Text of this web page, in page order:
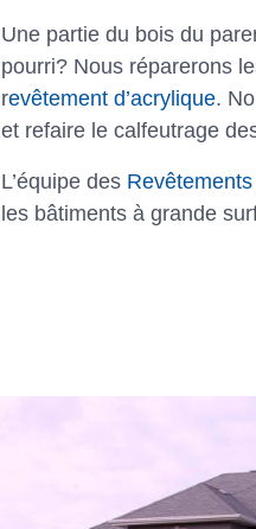
Une partie du bois du
pourri? Nous réparerons
revêtement d’acrylique.
et refaire le calfeutrage
L’équipe des
les bâtiments à grande